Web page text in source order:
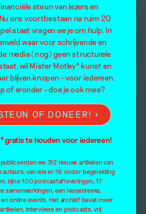
steun van lezers en
ons voortbestaan na ruim 20
staat vragen we je om hulp. In
waar voor schrijvende en
media (nog) geen structurele
wil Mister Motley* kunst en
blijven knopen – voor iedereen.
of eronder – doe je ook mee?
OF DONEER!
gratis te houden voor iedereen!
we 312 nieuwe artikelen van
auteurs, van wie er 18 onder begeleiding
bijna 100 podcastafleveringen, 17
samenwerkingen, een lessenreeks,
online events. Het archief bevat meer
interviews en podcasts, vrij